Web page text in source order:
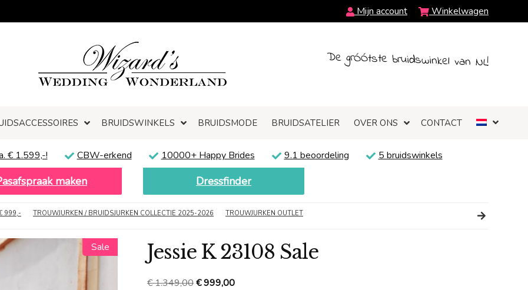
Mijn account Winkelwagen
De grÓÓtste bruidswinkel van NL!
BRUIDSWINKELS BRUIDSMODE BRUIDSATELIER OVER ONS CONTACT
€ 1.599,-! CBW-erkend 10000+ Happy Brides 9.1 beoordeling 5 bruidswinkels
maken Dressfinder
999,- TROUWJURKEN / BRUIDSJURKEN COLLECTIE 2025-2026 TROUWJURKEN OUTLET
Sale Jessie K 23108 Sale
€1.349,00Oorspronkelijke
€999,00Huidige